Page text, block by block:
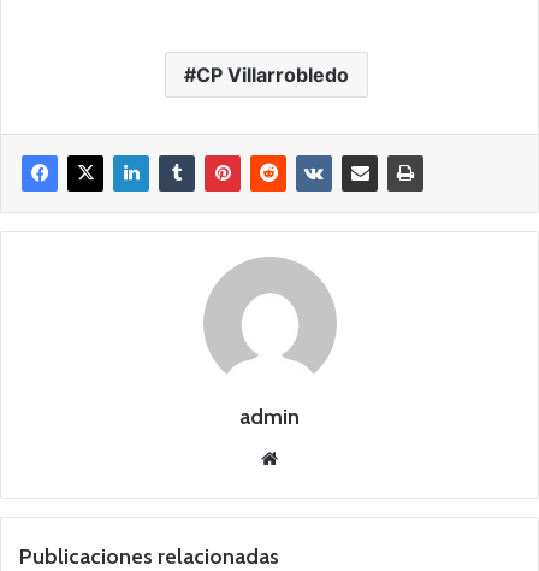
CP Villarrobledo
admin
we
Publicaciones relacionadas